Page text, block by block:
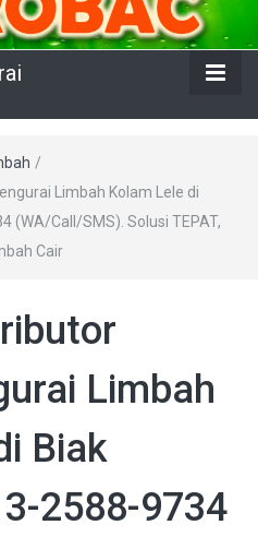
/
Limbah Kolam Lele di
(WA/Call/SMS). Solusi TEPAT,
Cair
Limbah
Biak
2588-9734